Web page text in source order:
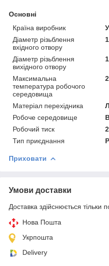
Основні
Країна виробник
Діаметр різьблення
вхідного отвору
Діаметр різьблення
вихідного отвору
Максимальна
температура робочого
середовища
Матеріал перехідника
Робоче середовище
Робочий тиск
Тип приєднання
Приховати
Умови доставки
Доставка здійснюється тільки
Нова Пошта
Укрпошта
Delivery